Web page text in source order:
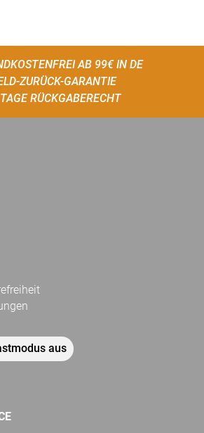
AB 99€ IN DE
ZURÜCK-GARANTIE
RÜCKGABERECHT
aus